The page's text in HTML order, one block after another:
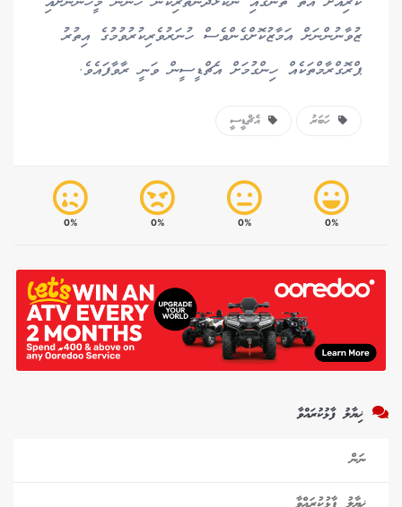
ޒުވާނުންނަށް އަމާޒުކޮށްގެންވެސް ހުނަރުވެރިކުރުވުމުގެ އިތުރު
ޕްރޮގްރާމްތަކެއް ހިންގުމަށް އެޗްޑީސީން ވަނީ ރާވާފައެވެ.
ހަބަރު އެޗްޑީސީ
0%
0%
0%
0%
ޚިޔާލު ފާޅުކުރައްވާ